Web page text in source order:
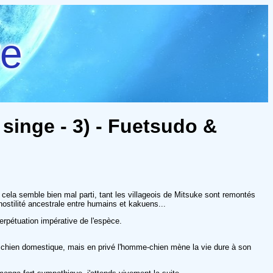
- 3) - Fuetsudo &
semble bien mal parti, tant les villageois de Mitsuke sont remontés
ancestrale entre humains et kakuens...
impérative de l'espèce.
domestique, mais en privé l'homme-chien mène la vie dure à son